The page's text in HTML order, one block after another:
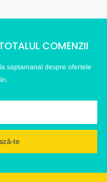
COMENZII
saptamanal despre ofertele
te